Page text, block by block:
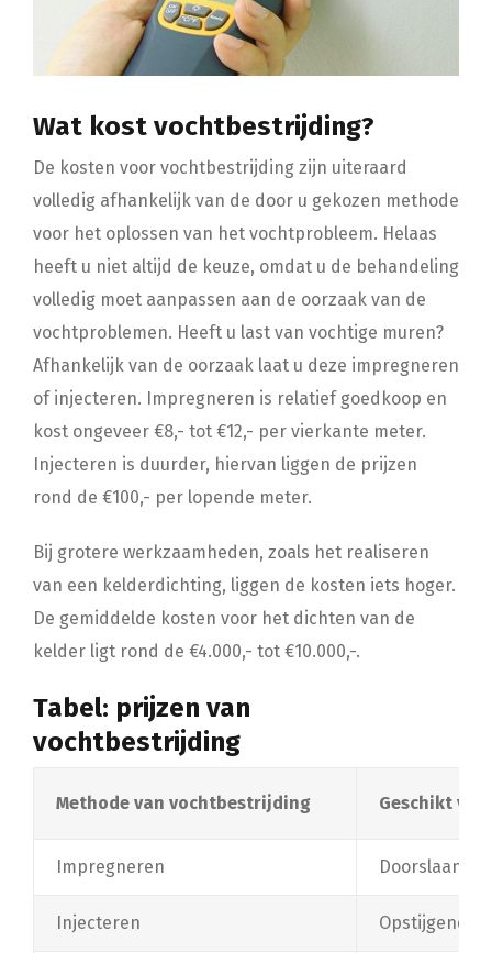
Wat kost vochtbestrijding?
De kosten voor vochtbestrijding zijn uiteraard
volledig afhankelijk van de door u gekozen methode
voor het oplossen van het vochtprobleem. Helaas
heeft u niet altijd de keuze, omdat u de behandeling
volledig moet aanpassen aan de oorzaak van de
vochtproblemen. Heeft u last van vochtige muren?
Afhankelijk van de oorzaak laat u deze impregneren
of injecteren. Impregneren is relatief goedkoop en
kost ongeveer €8,- tot €12,- per vierkante meter.
Injecteren is duurder, hiervan liggen de prijzen
rond de €100,- per lopende meter.
Bij grotere werkzaamheden, zoals het realiseren
van een kelderdichting, liggen de kosten iets hoger.
De gemiddelde kosten voor het dichten van de
kelder ligt rond de €4.000,- tot €10.000,-.
Tabel: prijzen van
vochtbestrijding
Methode van vochtbestrijding Geschikt
Impregneren Doorslaand
Injecteren Opstijgend